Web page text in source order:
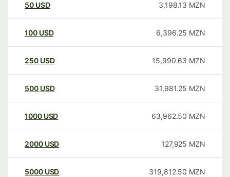
50 USD 3,198.13 MZN
100 USD 6,396.25 MZN
250 USD 15,990.63 MZN
500 USD 31,981.25 MZN
1000 USD 63,962.50 MZN
2000 USD 127,925 MZN
5000 USD 319,812.50 MZN